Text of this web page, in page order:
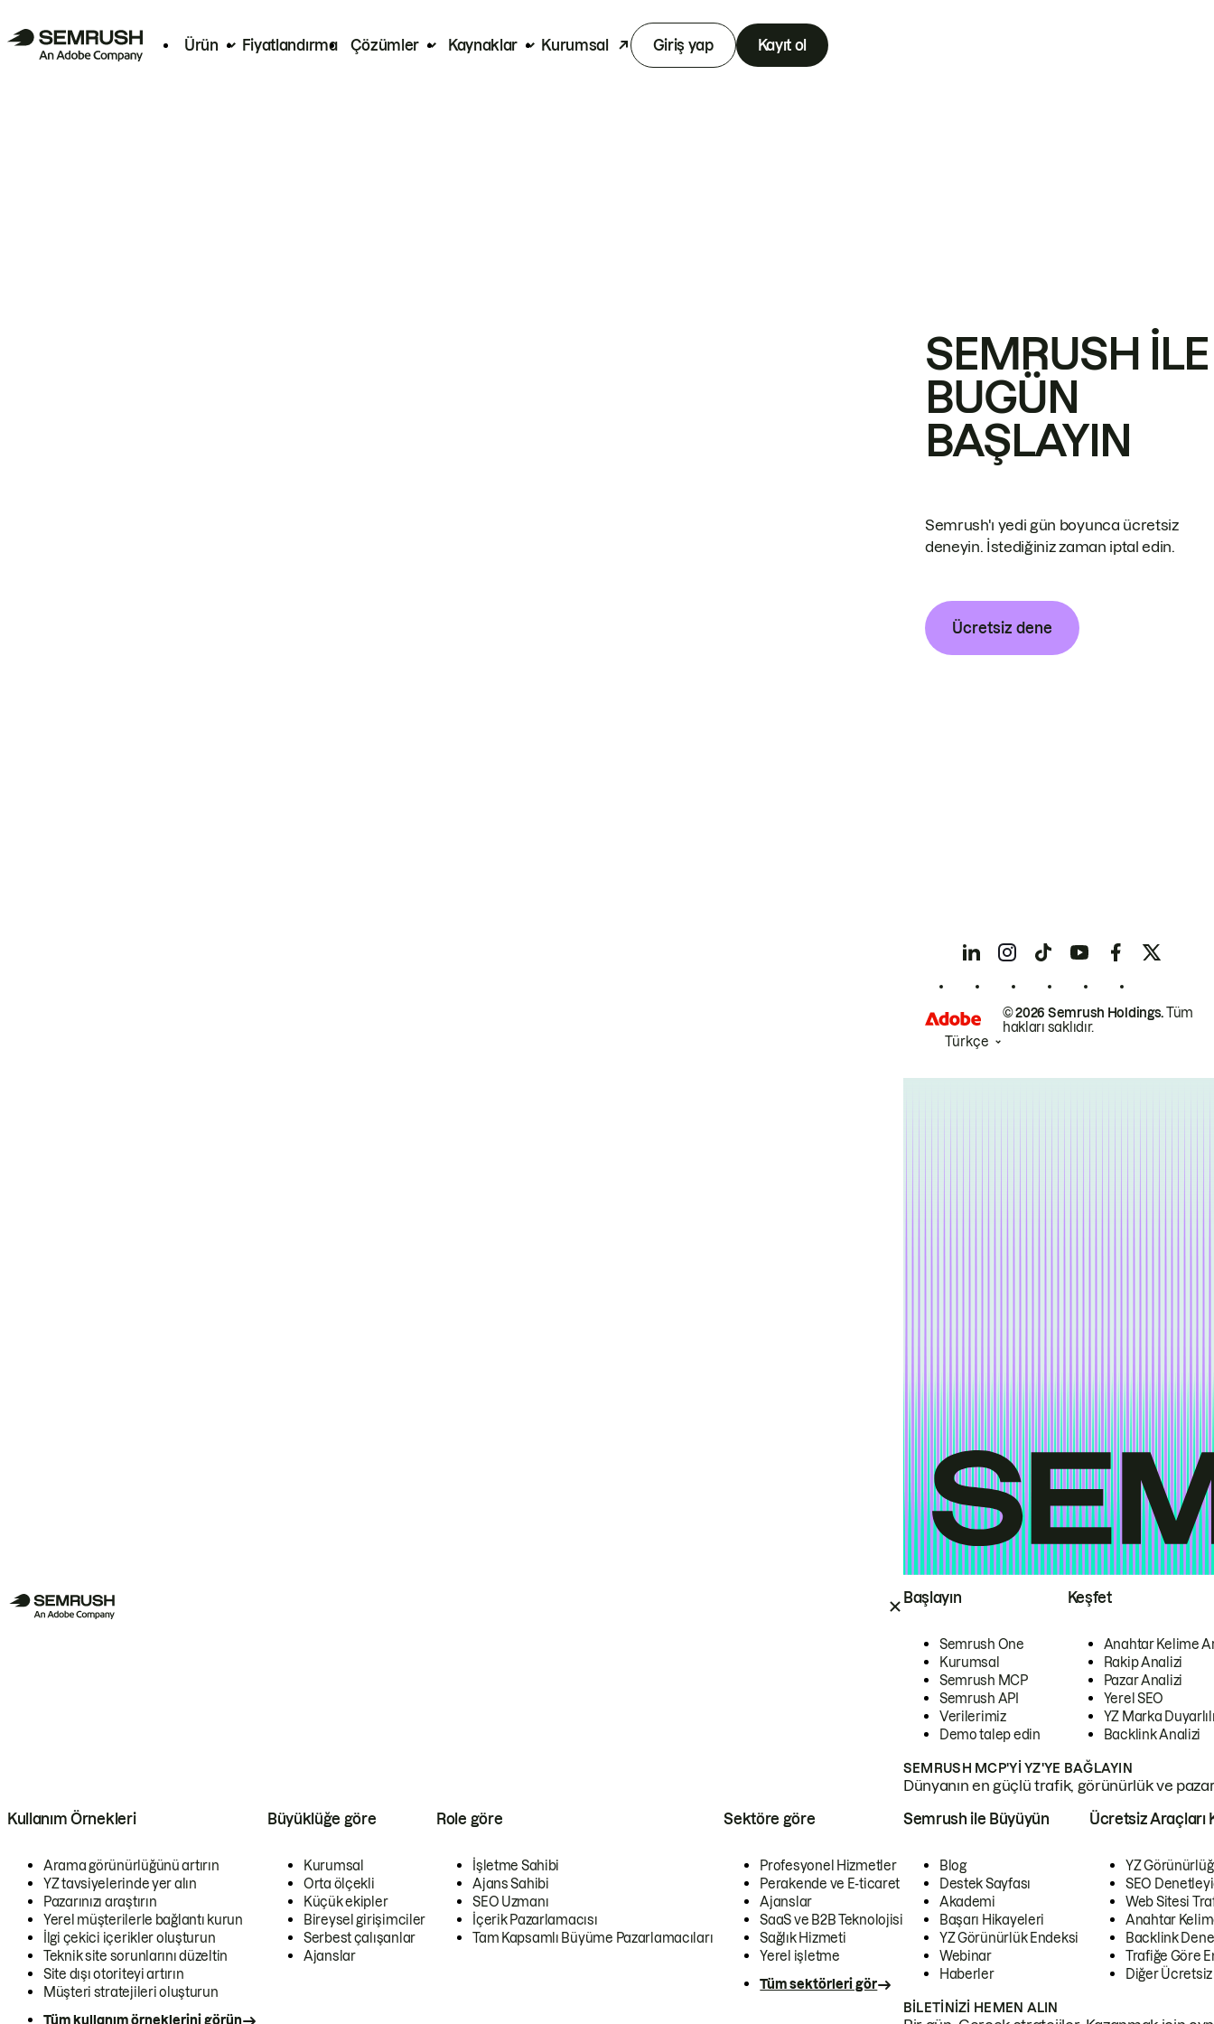
Ürün Fiyatlandırma Çözümler Kaynaklar Kurumsal Giriş yap Kayıt ol
Başlayın
Semrush One
Kurumsal
Semrush MCP
Semrush API
Verilerimiz
Demo talep edin
Keşfet
Anahtar Kelime
Rakip Analizi
Pazar Analizi
Yerel SEO
YZ Marka
Backlink Analizi
SEMRUSH MCP'YI YZ'YE BAĞLAYIN
Dünyanın en güçlü trafik, görünürlük ve
Kullanım Örnekleri
Arama görünürlüğünü artırın
YZ tavsiyelerinde yer alın
Pazarınızı araştırın
Yerel müşterilerle bağlantı kurun
İlgi çekici içerikler oluşturun
Teknik site sorunlarını düzeltin
Site dışı otoriteyi artırın
Müşteri stratejileri oluşturun
Tüm kullanım örneklerini görün
Büyüklüğe göre
Kurumsal
Orta ölçekli
Küçük ekipler
Bireysel girişimciler
Serbest çalışanlar
Ajanslar
Role göre
İşletme Sahibi
Ajans Sahibi
SEO Uzmanı
İçerik Pazarlamacısı
Tam Kapsamlı Büyüme Pazarlamacıları
Sektöre göre
Profesyonel Hizmetler
Perakende ve E-ticaret
Ajanslar
SaaS ve B2B Teknolojisi
Sağlık Hizmeti
Yerel işletme
Tüm sektörleri gör
Semrush ile Büyüyün
Blog
Destek Sayfası
Akademi
Başarı Hikayeleri
YZ Görünürlük Endeksi
Webinar
Haberler
Ücretsiz Araçları
YZ
SEO
Web Sitesi
Anahtar
Backlink
Trafiğe Göre
Diğer
BILETINIZI HEMEN ALIN
SEMRUSH ILE
BUGÜN
BAŞLAYIN
Semrush'ı yedi gün boyunca ücretsiz
deneyin. İstediğiniz zaman iptal edin.
Ücretsiz dene
© 2026 Semrush Holdings.Tüm
hakları saklıdır.
Türkçe